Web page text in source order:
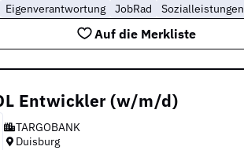
Eigenverantwortung JobRad Sozialleistungen
Auf die Merkliste
Entwickler (w/m/d)
TARGOBANK
Duisburg